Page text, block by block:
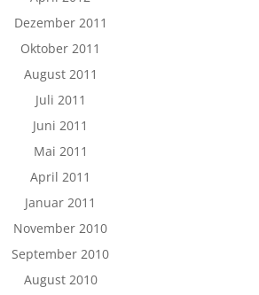
Dezember 2011
Oktober 2011
August 2011
Juli 2011
Juni 2011
Mai 2011
April 2011
Januar 2011
November 2010
September 2010
August 2010